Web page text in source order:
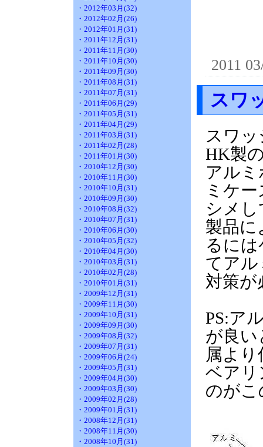
・2012年03月(32)
・2012年02月(26)
・2012年01月(31)
・2011年12月(31)
・2011年11月(30)
・2011年10月(30)
・2011年09月(30)
・2011年08月(31)
・2011年07月(31)
・2011年06月(29)
・2011年05月(31)
・2011年04月(29)
・2011年03月(31)
・2011年02月(28)
・2011年01月(30)
・2010年12月(30)
・2010年11月(30)
・2010年10月(31)
・2010年09月(30)
・2010年08月(32)
・2010年07月(31)
・2010年06月(30)
・2010年05月(32)
・2010年04月(30)
・2010年03月(31)
・2010年02月(28)
・2010年01月(31)
・2009年12月(31)
・2009年11月(30)
・2009年10月(31)
・2009年09月(30)
・2009年08月(32)
・2009年07月(31)
・2009年06月(24)
・2009年05月(31)
・2009年04月(30)
・2009年03月(30)
・2009年02月(28)
・2009年01月(31)
・2008年12月(31)
・2008年11月(30)
・2008年10月(31)
2011
スワ
スワ
HK製
アル
ミケ
シメ
製品に
るに
てアル
対策が
PS:ア
が良い
属よ
ベアリ
のがこ